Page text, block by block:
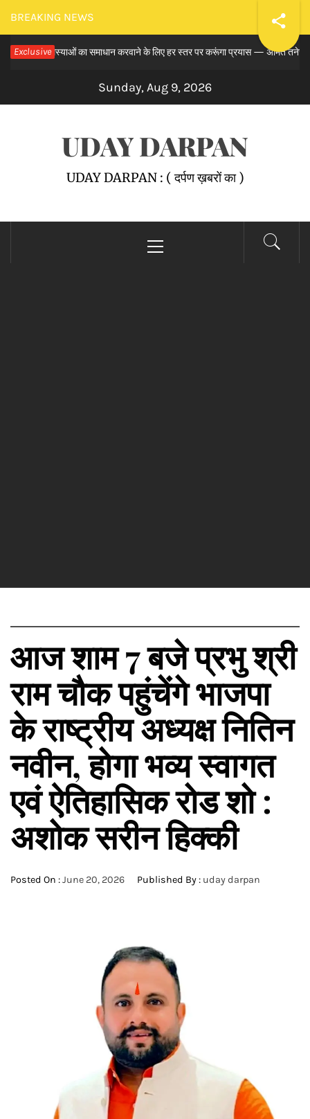
Skip
to
content
BREAKING NEWS
Exclusive
समस्याओं का समाधान करवाने के लिए हर स्तर पर करूंगा प्रयास — अमित तनेजा
Sunday, Aug 9, 2026
UDAY DARPAN
UDAY DARPAN : ( दर्पण ख़बरों का )
Menu
आज शाम 7 बजे प्रभु श्री
राम चौक पहुंचेंगे भाजपा
के राष्ट्रीय अध्यक्ष नितिन
नवीन, होगा भव्य स्वागत
एवं ऐतिहासिक रोड शो :
अशोक सरीन हिक्की
Posted On :June 20, 2026 Published By : uday darpan